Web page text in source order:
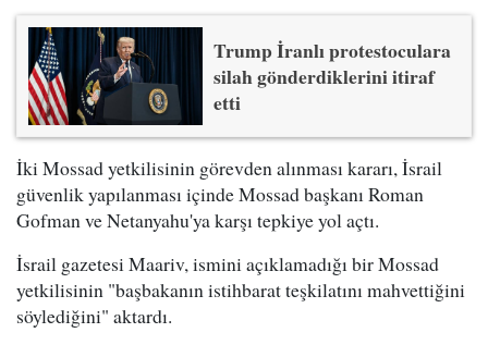
Trump İranlı protestoculara
silah gönderdiklerini itiraf
etti
İki Mossad yetkilisinin görevden alınması kararı, İsrail
güvenlik yapılanması içinde Mossad başkanı Roman
Gofman ve Netanyahu'ya karşı tepkiye yol açtı.
İsrail gazetesi Maariv, ismini açıklamadığı bir Mossad
yetkilisinin "başbakanın istihbarat teşkilatını mahvettiğini
söylediğini" aktardı.